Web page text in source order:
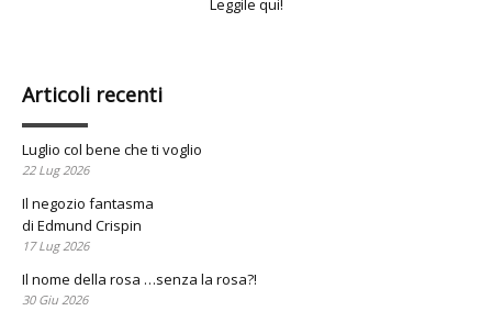
Leggile qui!
Articoli recenti
Luglio col bene che ti voglio
22 Lug 2026
Il negozio fantasma
di Edmund Crispin
17 Lug 2026
Il nome della rosa …senza la rosa?!
30 Giu 2026